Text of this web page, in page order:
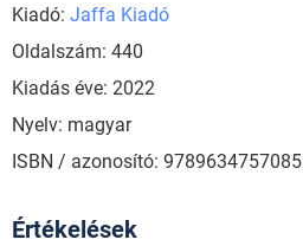
Kiadó: Jaffa Kiadó
Oldalszám: 440
Kiadás éve: 2022
Nyelv: magyar
ISBN / azonosító: 9789634757085
Értékelések